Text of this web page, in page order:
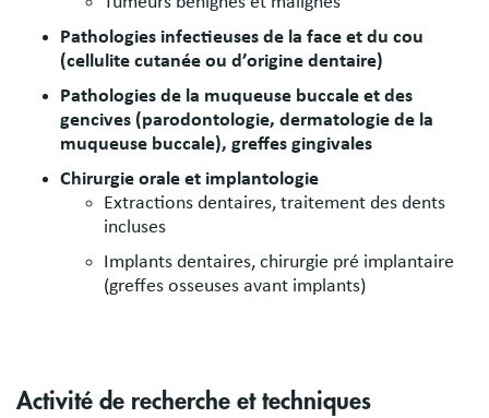
Pathologies infectieuses de la face et du cou
(cellulite cutanée ou d’origine dentaire)
Pathologies de la muqueuse buccale et des
gencives (parodontologie, dermatologie de la
muqueuse buccale), greffes gingivales
Chirurgie orale et implantologie
Extractions dentaires, traitement des dents
incluses
Implants dentaires, chirurgie pré implantaire
(greffes osseuses avant implants)
Activité de recherche et techniques